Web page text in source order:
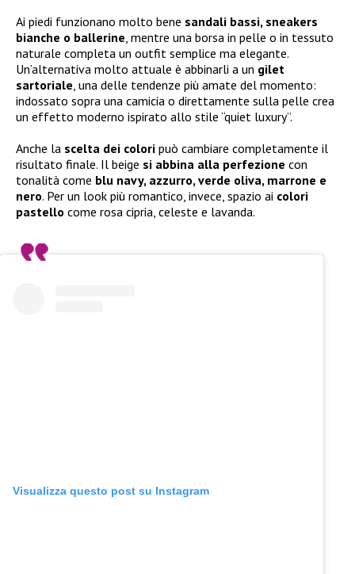
Ai piedi funzionano molto bene sandali bassi, sneakers
bianche o ballerine , mentre una borsa in pelle o in tessuto
naturale completa un outfit semplice ma elegante.
Un’alternativa molto attuale è abbinarli a un gilet
sartoriale , una delle tendenze più amate del momento:
indossato sopra una camicia o direttamente sulla pelle crea
un effetto moderno ispirato allo stile “quiet luxury”.
Anche la scelta dei colori può cambiare completamente il
risultato finale. Il beige si abbina alla perfezione con
tonalità come blu navy, azzurro, verde oliva, marrone e
nero. Per un look più romantico, invece, spazio ai colori
pastello come rosa cipria, celeste e lavanda.
Visualizza questo post su Instagram